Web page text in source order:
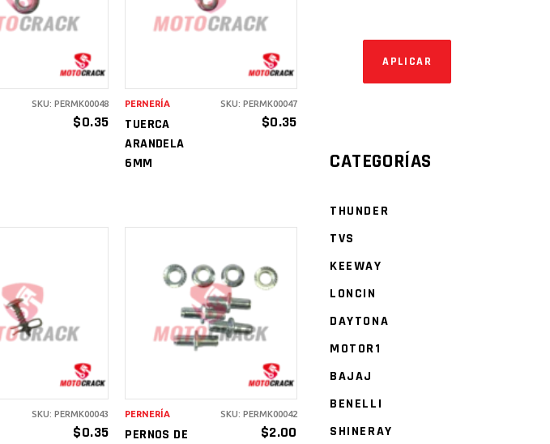
$0.35
SKU: PERMK00048
CARRITO
TUERCA
ARANDELA
6MM
$0.35
PERNERÍA SKU: PERMK00047
AL
$0.35
SKU: PERMK00043
AÑADIR AL
CARRITO
PERNOS DE
$2.00
PERNERÍA SKU: PERMK00042
APLICARAPLICAR EL FILTRO
CATEGORÍAS
THUNDER
TVS
KEEWAY
LONCIN
DAYTONA
MOTOR1
BAJAJ
BENELLI
SHINERAY